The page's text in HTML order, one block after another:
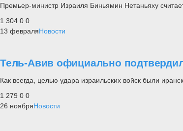
Премьер-министр Израиля Биньямин Нетаньяху
1 304 0 0
13 февраляНовости
Тель-Авив официально
Как всегда, целью удара израильских войск были
1 279 0 0
26 ноябряНовости